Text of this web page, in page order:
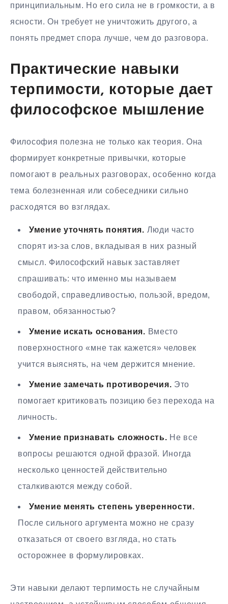
принципиальным. Но его сила не в громкости, а в
ясности. Он требует не уничтожить другого, а
понять предмет спора лучше, чем до разговора.
Практические навыки
терпимости, которые дает
философское мышление
Философия полезна не только как теория. Она
формирует конкретные привычки, которые
помогают в реальных разговорах, особенно когда
тема болезненная или собеседники сильно
расходятся во взглядах.
Умение уточнять понятия. Люди часто
спорят из-за слов, вкладывая в них разный
смысл. Философский навык заставляет
спрашивать: что именно мы называем
свободой, справедливостью, пользой, вредом,
правом, обязанностью?
Умение искать основания. Вместо
поверхностного «мне так кажется» человек
учится выяснять, на чем держится мнение.
Умение замечать противоречия. Это
помогает критиковать позицию без перехода на
личность.
Умение признавать сложность. Не все
вопросы решаются одной фразой. Иногда
несколько ценностей действительно
сталкиваются между собой.
Умение менять степень уверенности.
После сильного аргумента можно не сразу
отказаться от своего взгляда, но стать
осторожнее в формулировках.
Эти навыки делают терпимость не случайным